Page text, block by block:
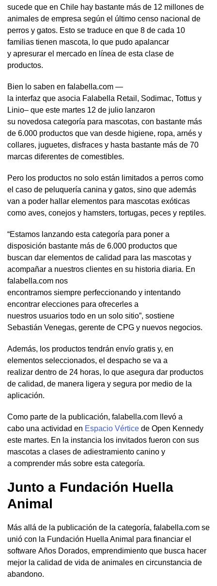
sucede que en Chile hay bastante más de 12 millones de
animales de empresa según el último censo nacional de
perros y gatos. Esto se traduce en que 8 de cada 10
familias tienen mascota, lo que pudo apalancar
y apresurar el mercado en línea de esta clase de
productos.
Bien lo saben en falabella.com —
la interfaz que asocia Falabella Retail, Sodimac, Tottus y
Linio– que este martes 12 de julio lanzaron
su novedosa categoría para mascotas, con bastante más
de 6.000 productos que van desde higiene, ropa, arnés y
collares, juguetes, disfraces y hasta bastante más de 70
marcas diferentes de comestibles.
Pero los productos no solo están limitados a perros como
el caso de peluquería canina y gatos, sino que además
van a poder hallar elementos para mascotas exóticas
como aves, conejos y hamsters, tortugas, peces y reptiles.
“Estamos lanzando esta categoría para poner a
disposición bastante más de 6.000 productos que
buscan dar elementos de calidad para las mascotas y
acompañar a nuestros clientes en su historia diaria. En
falabella.com nos
encontramos siempre perfeccionando y intentando
encontrar elecciones para ofrecerles a
nuestros usuarios todo en un solo sitio”, sostiene
Sebastián Venegas, gerente de CPG y nuevos negocios.
Además, los productos tendrán envío gratis y, en
elementos seleccionados, el despacho se va a
realizar dentro de 24 horas, lo que asegura dar productos
de calidad, de manera ligera y segura por medio de la
aplicación.
Como parte de la publicación, falabella.com llevó a
cabo una actividad en Espacio Vértice de Open Kennedy
este martes. En la instancia los invitados fueron con sus
mascotas a clases de adiestramiento canino y
a comprender más sobre esta categoría.
Junto a Fundación Huella
Animal
Más allá de la publicación de la categoría, falabella.com se
unió con la Fundación Huella Animal para financiar el
software Años Dorados, emprendimiento que busca hacer
mejor la calidad de vida de animales en circunstancia de
abandono.